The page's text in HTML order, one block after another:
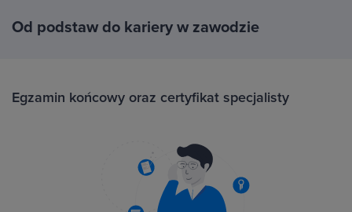
Od podstaw do kariery w zawodzie
Egzamin końcowy oraz certyfikat specjalisty